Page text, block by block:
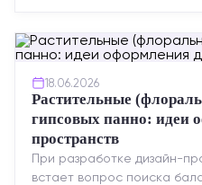
18.06.2026
Растительные
гипсовых панно: идеи
пространств
При разработке дизайн-
встает вопрос поиска